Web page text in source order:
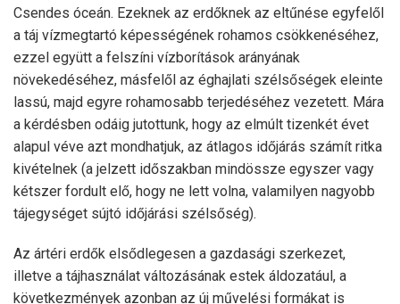
Csendes óceán. Ezeknek az erdőknek az eltűnése egyfelől
a táj vízmegtartó képességének rohamos csökkenéséhez,
ezzel együtt a felszíni vízborítások arányának
növekedéséhez, másfelől az éghajlati szélsőségek eleinte
lassú, majd egyre rohamosabb terjedéséhez vezetett. Mára
a kérdésben odáig jutottunk, hogy az elmúlt tizenkét évet
alapul véve azt mondhatjuk, az átlagos időjárás számít ritka
kivételnek (a jelzett időszakban mindössze egyszer vagy
kétszer fordult elő, hogy ne lett volna, valamilyen nagyobb
tájegységet sújtó időjárási szélsőség).
Az ártéri erdők elsődlegesen a gazdasági szerkezet,
illetve a tájhasználat változásának estek áldozatául, a
következmények azonban az új művelési formákat is